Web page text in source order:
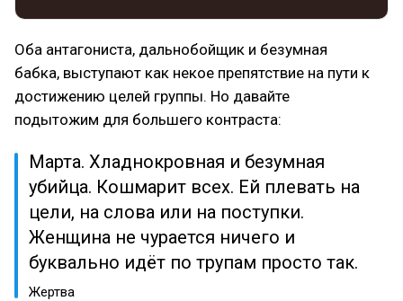
Оба антагониста, дальнобойщик и безумная
бабка, выступают как некое препятствие на пути к
достижению целей группы. Но давайте
подытожим для большего контраста:
Марта. Хладнокровная и безумная
убийца. Кошмарит всех. Ей плевать на
цели, на слова или на поступки.
Женщина не чурается ничего и
буквально идёт по трупам просто так.
Жертва